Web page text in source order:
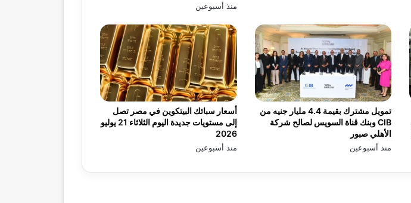
منذ أسبوعين
أسعار سبائك البيتكوين في مصر تصل
إلى مستويات جديدة اليوم الثلاثاء 21 يوليو
2026
منذ أسبوعين
تمويل مشترك بقيمة 4.4 مليار جنيه من
CIB وبنك قناة السويس لصالح شركة
الأهلي صبور
منذ أسبوعين